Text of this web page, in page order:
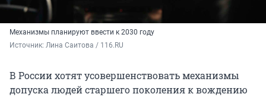
Механизмы планируют ввести к 2030 году
Источник: Лина Саитова / 116.RU
В России хотят усовершенствовать механизмы
допуска людей старшего поколения к вождению